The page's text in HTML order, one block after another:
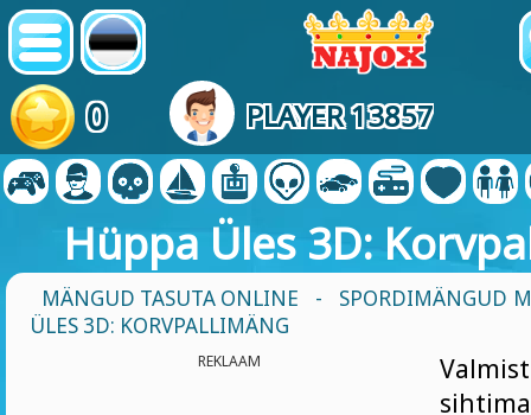
0 PLAYER 13857
Hüppa Üles 3D:
MÄNGUD TASUTA ONLINE -
SPORDIMÄNGUD
ÜLES 3D: KORVPALLIMÄNG
REKLAAM